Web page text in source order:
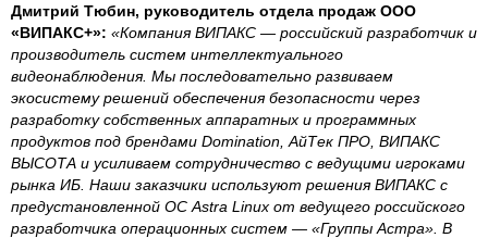
Дмитрий Тюбин, руководитель отдела продаж ООО
«ВИПАКС+»: «Компания ВИПАКС — российский разработчик и
производитель систем интеллектуального
видеонаблюдения. Мы последовательно развиваем
экосистему решений обеспечения безопасности через
разработку собственных аппаратных и программных
продуктов под брендами Domination, АйТек ПРО, ВИПАКС
ВЫСОТА и усиливаем сотрудничество с ведущими игроками
рынка ИБ. Наши заказчики используют решения ВИПАКС с
предустановленной ОС Astra Linux от ведущего российского
разработчика операционных систем — «Группы Астра». В